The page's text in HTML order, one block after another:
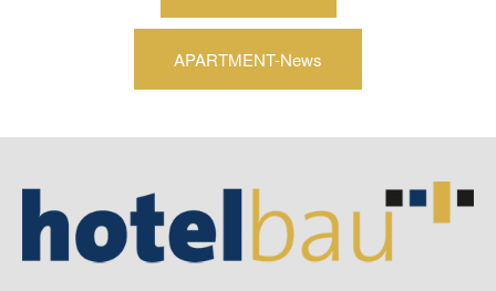
APARTMENT-News